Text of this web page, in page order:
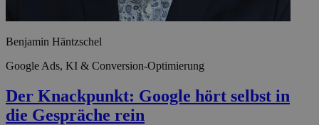
Benjamin Häntzschel
Google Ads, KI & Conversion-Optimierung
Der Knackpunkt: Google hört selbst in
die Gespräche rein